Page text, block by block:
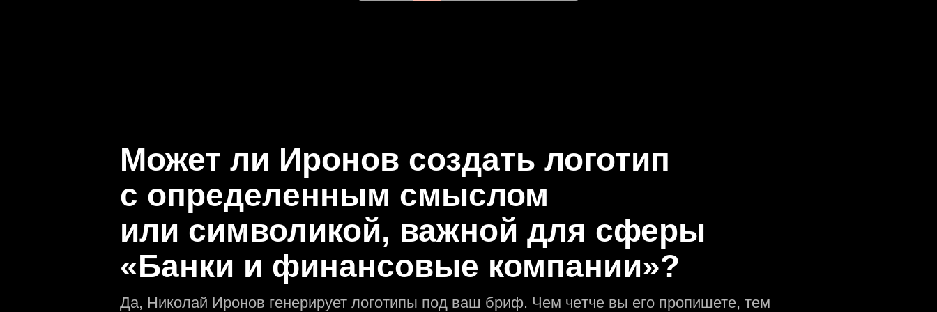
Может ли Иронов создать логотип
с определeнным смыслом
или символикой, важной для сферы
«Банки и финансовые компании»?
Да, Николай Иронов генерирует логотипы под ваш бриф. Чем чeтче вы его пропишете, тем